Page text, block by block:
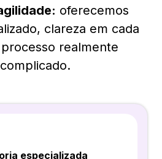
oferecemos
clareza em cada
realmente
especializada